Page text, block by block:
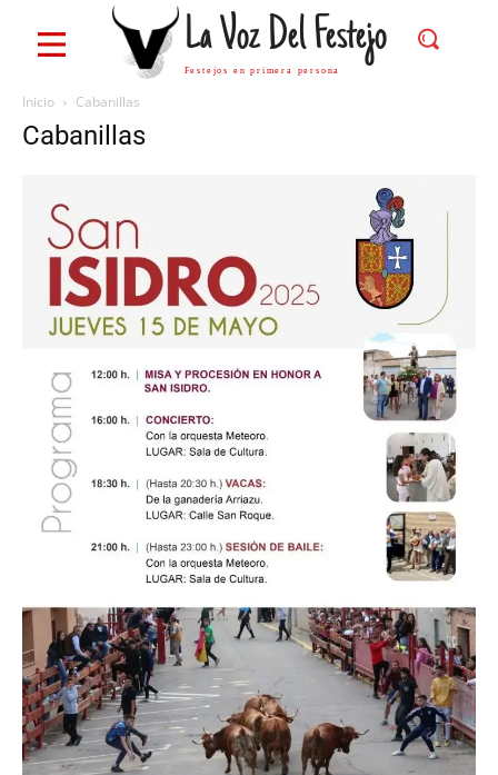
La Voz Del Festejo
Festejos en primera persona
Inicio Cabanillas
Cabanillas